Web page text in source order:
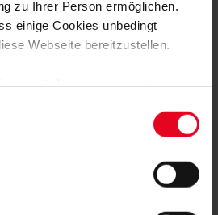
zu Ihrer Person ermöglichen.
einige Cookies unbedingt
Webseite bereitzustellen.
Identifikatoren oder
werden. Durch Klicken auf den
Cookies und der
Medina). - Heynen, Bangoura -
Sternberg (77., Sor), Bibout
Sor, Steuckers, Yokoyama
Atubolu - Treu, Ginter, Ogbus,
- Beste (63. Irié), Suzuki